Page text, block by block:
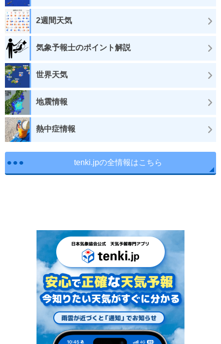
2週間天気
気象予報士のポイント解説
世界天気
地震情報
熱中症情報
tenki.jpの全情報はこちら